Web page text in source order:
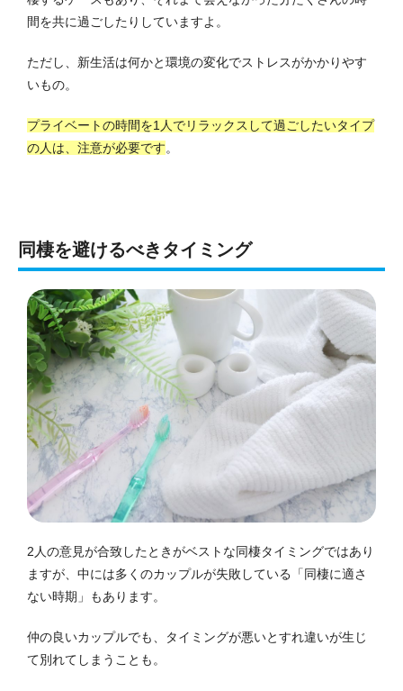
間を共に過ごしたりしていますよ。
ただし、新生活は何かと環境の変化でストレスがかかりやす
いもの。
プライベートの時間を1人でリラックスして過ごしたいタイプ
の人は、注意が必要です。
同棲を避けるべきタイミング
2人の意見が合致したときがベストな同棲タイミングではあり
ますが、中には多くのカップルが失敗している「同棲に適さ
ない時期」もあります。
仲の良いカップルでも、タイミングが悪いとすれ違いが生じ
て別れてしまうことも。